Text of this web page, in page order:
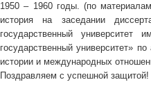
1950 – 1960 годы. (по
история на заседании
государственный
государственный университет»
истории и международных
Поздравляем с успешной защитой!